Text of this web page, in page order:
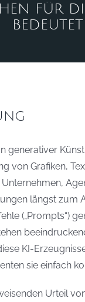
FÜR
BEDEUTET
generativer
von Grafiken,
längst zum
(„Prompts“)
KI-
sie einfach
Urteil